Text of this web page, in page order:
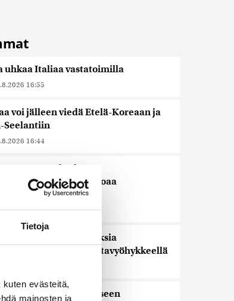
Tietoja
evästeitä,
mainosten ja
uhkaa Italiaa vastatoimilla
16:55
voi jälleen viedä Etelä-Koreaan ja
Seelantiin
16:44
vastustavat karhun
– poliisi vetoaa
turvallisuuteen
15:51
muuttaa rajoituksia
sikaruton tartuntavyöhykkeellä
vaaditaan vastuuseen